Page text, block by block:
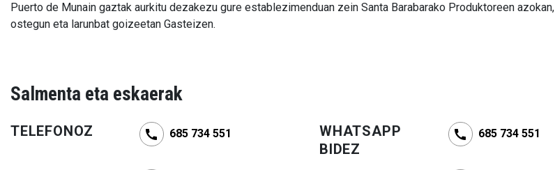
Puerto de Munain gaztak aurkitu dezakezu gure establezimenduan zein Santa Barabarako Produktoreen azokan,
ostegun eta larunbat goizeetan Gasteizen.
Salmenta eta eskaerak
TELEFONOZ 685 734 551
WHATSAPP
BIDEZ
685 734 551